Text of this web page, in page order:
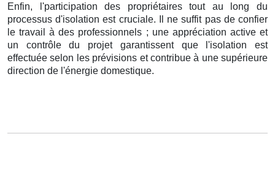
Enfin, l'participation des propriétaires tout au long du
processus d'isolation est cruciale. Il ne suffit pas de confier
le travail à des professionnels ; une appréciation active et
un contrôle du projet garantissent que l'isolation est
effectuée selon les prévisions et contribue à une supérieure
direction de l'énergie domestique.